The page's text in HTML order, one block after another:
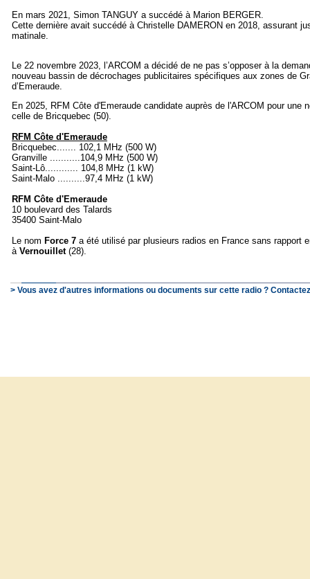
En mars 2021, Simon TANGUY a succédé à Marion BERGER.
Cette dernière avait succédé à Christelle DAMERON en 2018, assurant
matinale.
Le 22 novembre 2023, l’ARCOM a décidé de ne pas s’opposer à la
nouveau bassin de décrochages publicitaires spécifiques aux zones de
d’Emeraude.
En 2025, RFM Côte d'Emeraude candidate auprès de l'ARCOM pour
celle de Bricquebec (50).
RFM Côte d'Emeraude
Bricquebec....... 102,1 MHz (500 W)
Granville ...........104,9 MHz (500 W)
Saint-Lô............ 104,8 MHz (1 kW)
Saint-Malo ..........97,4 MHz (1 kW)
RFM Côte d'Emeraude
10 boulevard des Talards
35400 Saint-Malo
Le nom Force 7 a été utilisé par plusieurs radios en France sans rapport
à Vernouillet (28).
> Vous avez d'autres informations ou documents sur cette radio ?